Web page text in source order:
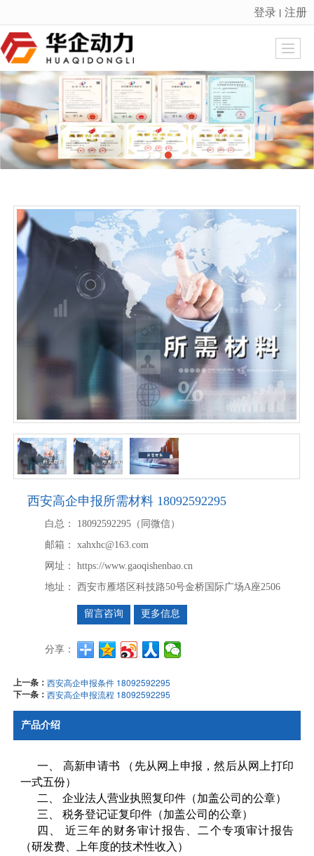
很遗憾，因您的浏览器版本过低导致无法获得最佳浏览体验，推荐下载安装谷歌浏览器！
登录 丨 注册
西安高企申报所需材料 18092592295
白总：
18092592295（同微信）
邮箱：
xahxhc@163.com
网址：
https://www.gaoqishenbao.cn
地址：
西安市雁塔区科技路50号金桥国际广场A座2506
留言咨询 更多信息
分享：
上一条：西安高企申报条件 18092592295
下一条：西安高企申报流程 18092592295
产品介绍
一、 高新申请书 （先从网上申报，然后从网上打印
一式五份）
二、 企业法人营业执照复印件（加盖公司的公章）
三、 税务登记证复印件（加盖公司的公章）
四、 近三年的财务审计报告、二个专项审计报告
（研发费、上年度的技术性收入）